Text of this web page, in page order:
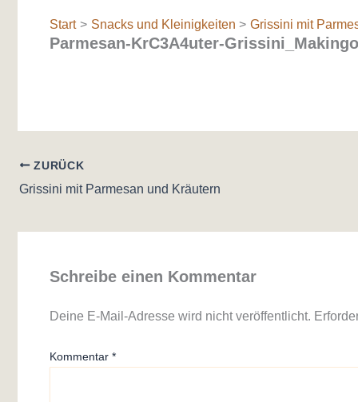
Start Snacks und Kleinigkeiten Grissini mit
Parmesan-KrC3A4uter-
ZURÜCK
Grissini mit Parmesan und Kräutern
Schreibe einen Kommentar
Deine E-Mail-Adresse wird nicht veröffentlicht.
Kommentar *